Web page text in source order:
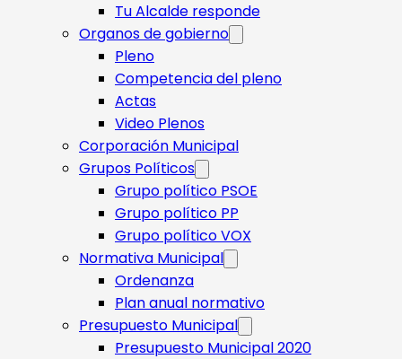
Tu Alcalde responde​
Organos de gobierno
Pleno
Competencia del pleno
Actas
Video Plenos
Corporación Municipal
Grupos Políticos
Grupo político PSOE
Grupo político PP
Grupo político VOX
Normativa Municipal
Ordenanza
Plan anual normativo
Presupuesto Municipal
Presupuesto Municipal 2020